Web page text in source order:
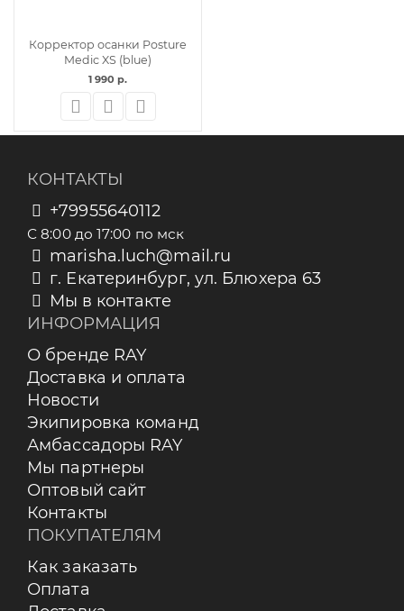
Корректор осанки Posture
Medic XS (blue)
1 990 р.
КОНТАКТЫ
+79955640112
С 8:00 до 17:00 по мск
marisha.luch@mail.ru
г. Екатеринбург, ул. Блюхера 63
Мы в контакте
ИНФОРМАЦИЯ
О бренде RAY
Доставка и оплата
Новости
Экипировка команд
Амбассадоры RAY
Мы партнеры
Оптовый сайт
Контакты
ПОКУПАТЕЛЯМ
Как заказать
Оплата